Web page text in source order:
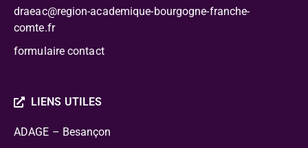
draeac@region-academique-bourgogne-franche-
comte.fr
formulaire contact
LIENS UTILES
ADAGE – Besançon